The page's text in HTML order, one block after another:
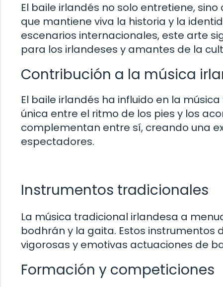
El baile irlandés no solo entretiene,
que mantiene viva la historia y la
escenarios internacionales, este arte
para los irlandeses y amantes de la
Contribución a la música
El baile irlandés ha influido en la
única entre el ritmo de los pies y los
complementan entre sí, creando una
espectadores.
Instrumentos tradicionales
La música tradicional irlandesa a
bodhrán y la gaita. Estos
vigorosas y emotivas actuaciones de
Formación y competiciones